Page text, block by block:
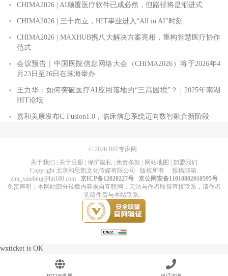
CHIMA2026 | AI颠覆医疗软件已成必然，但路径将是渐进式
CHIMA2026 | 三十而立，HIT事业进入“All in AI"时刻
CHIMA2026 | MAXHUB携八大解决方案亮相，重构智慧医疗协作
范式
会议预告｜中国医院信息网络大会（CHIMA2026）将于2026年4
月23日至26日在珠海举办
王力华：如何突破医疗AI应用落地的“三高困境”？ | 2025年南湖
HIT论坛
嘉和美康发布C-Fusion1.0，临床信息系统迈向数智融合新阶段
© 2026 HIT专家网
关于我们
关于注册 保护隐私 免责条款 网站地图
加盟我们
Copyright 北京和思凯文化传媒有限公司 版权所有. 投稿邮箱:
zhu_xiaobing@hit180.com
京ICP备12020227号
京公网安备11010802010595号
免责声明：本网站部分转载内容来自互联网，无法与作者取得直接联系，请作者
见稿件后与本站联系。
wxticket is OK